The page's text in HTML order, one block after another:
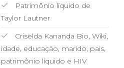
Patrimônio líquido de
Taylor Lautner
Criselda Kananda Bio, Wiki,
idade, educação, marido, pais,
patrimônio líquido e HIV